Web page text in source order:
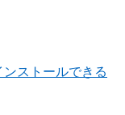
ストールできる